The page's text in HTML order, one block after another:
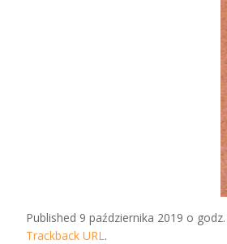
Published 9 października 2019 o
Trackback URL.